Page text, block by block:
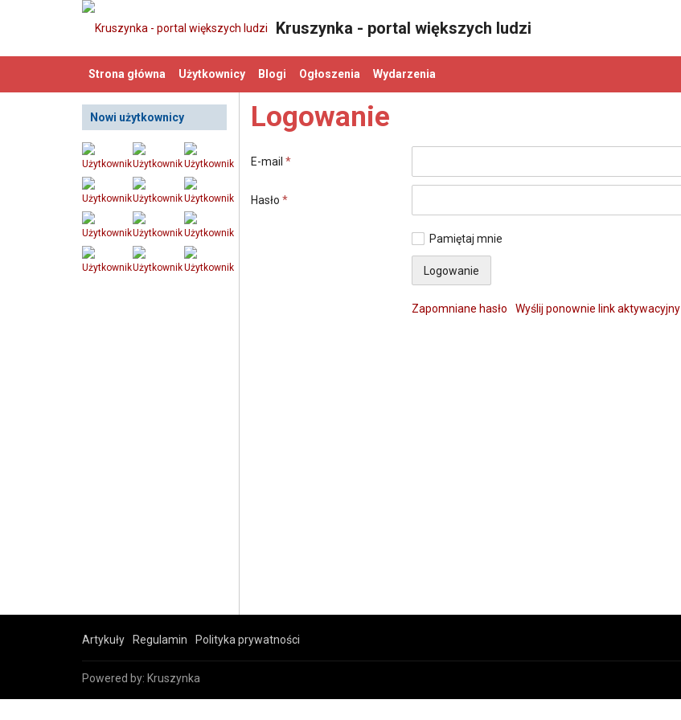
Kruszynka - portal większych ludzi
Strona główna Użytkownicy Blogi Ogłoszenia Wydarzenia
Nowi użytkownicy Logowanie
E-mail *
Hasło *
Pamiętaj mnie
Zapomniane hasło Wyślij ponownie link aktywacyjny
Artykuły Regulamin Polityka prywatności
Powered by: Kruszynka